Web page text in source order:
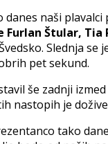
naši
Furlan Štular, Tia
Slednja
pet sekund.
še zadnji
nastopih je
tako